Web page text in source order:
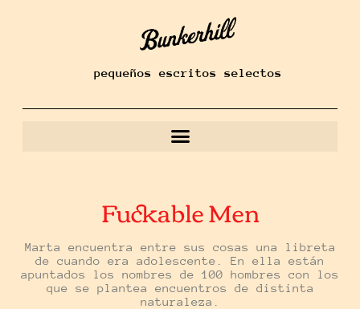
pequeños escritos selectos
Fuckable Men
Marta encuentra entre sus cosas una libreta
de cuando era adolescente. En ella están
apuntados los nombres de 100 hombres con los
que se plantea encuentros de distinta
naturaleza.